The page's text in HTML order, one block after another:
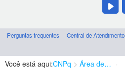
Perguntas frequentes Central de Atendimento
Você está aqui:CNPq Área de imprensa